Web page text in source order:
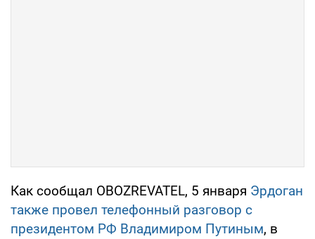
Как сообщал OBOZREVATEL, 5 января Эрдоган
также провел телефонный разговор с
президентом РФ Владимиром Путиным, в